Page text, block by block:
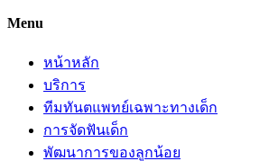
Menu
หน้าหลัก
บริการ
ทีมทันตแพทย์เฉพาะทางเด็ก
การจัดฟันเด็ก
พัฒนาการของลูกน้อย